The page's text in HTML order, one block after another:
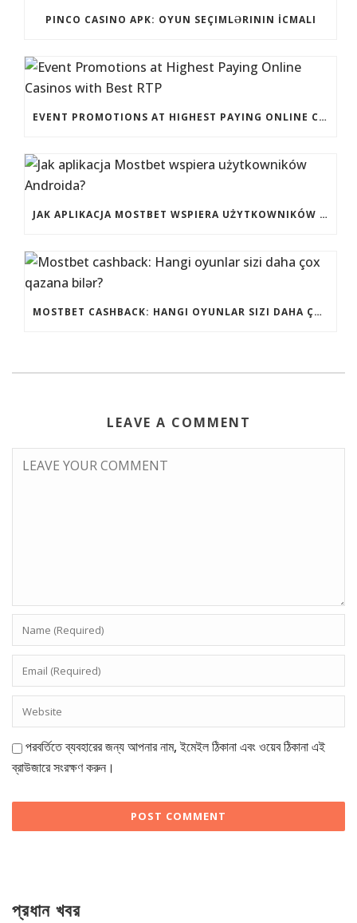
PINCO CASINO APK: OYUN SEÇIMLƏRININ İCMALI
EVENT PROMOTIONS AT HIGHEST PAYING ONLINE CASINOS WITH BEST RTP
JAK APLIKACJA MOSTBET WSPIERA UŻYTKOWNIKÓW ANDROIDA?
MOSTBET CASHBACK: HANGI OYUNLAR SIZI DAHA ÇOX QAZANA BILƏR?
LEAVE A COMMENT
পরবর্তিতে ব্যবহারের জন্য আপনার নাম, ইমেইল ঠিকানা এবং ওয়েব ঠিকানা এই
ব্রাউজারে সংরক্ষণ করুন।
প্রধান খবর